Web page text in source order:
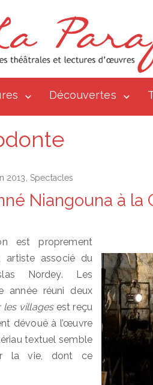
Découvertes
2013 Spectacles
Niangouna à la
est proprement
artiste associé du
Nordey. Les
année réuni deux
les villagesest reçu
dévoué à l’œuvre
textuel semble
la vie, dont ce